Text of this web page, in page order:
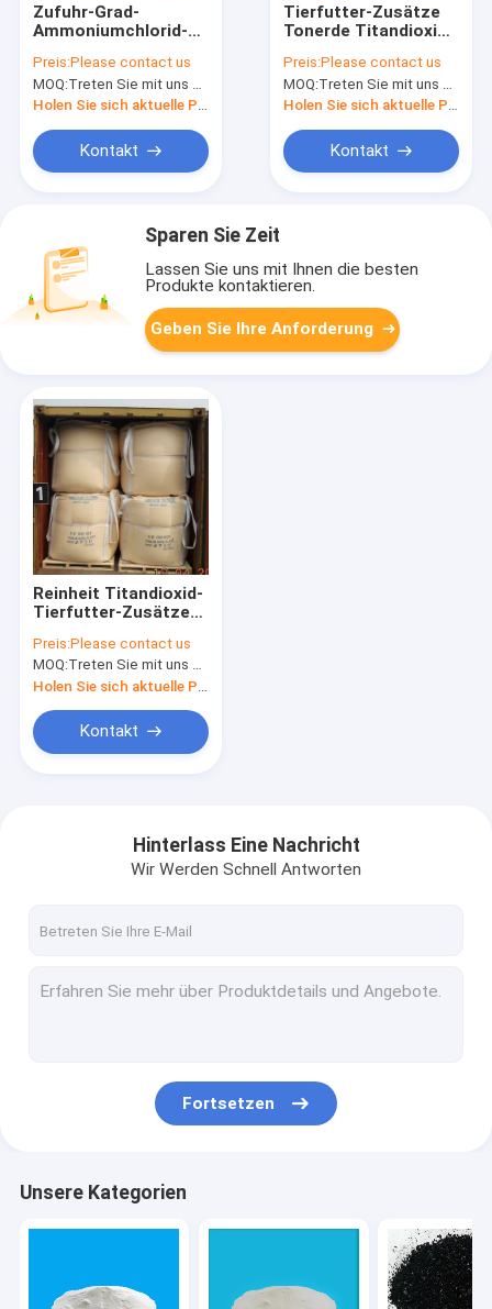
Nach Hause
Produits
Zufuhr-Grad-
Ammoniumchlorid-
CAS 12125-02-9
Preis:Please contact us
MOQ:Treten Sie mit uns bitte in Verbindung
Holen Sie sich aktuelle Preis
Kontakt
Tierfutter-Zusätze
Tonerde Titandioxid
99% der Silikon-freie
Proben-TiO2
Preis:Please contact us
MOQ:Treten Sie mit uns bitte in Verbindung
Holen Sie sich aktuelle Preis
Kontakt
Sparen Sie Zeit
Lassen Sie uns mit Ihnen die besten
Produkte kontaktieren.
Geben Sie Ihre Anforderung
Reinheit Titandioxid-
Tierfutter-Zusätze
Preis:Please contact us
MOQ:Treten Sie mit uns bitte in Verbindung
Kontakt
Hinterlass Eine Nachricht
Wir Werden Schnell Antworten
Fortsetzen
Unsere Kategorien